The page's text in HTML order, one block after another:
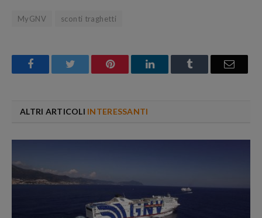
MyGNV sconti traghetti
FacebookTwitter Pinterest LinkedInTumblr Email
ALTRI ARTICOLI INTERESSANTI